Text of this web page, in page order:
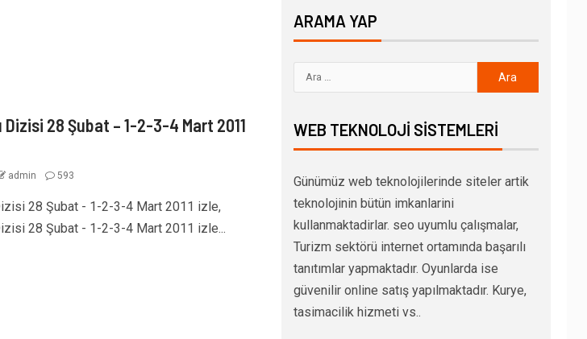
Dizisi 28 Şubat – 1-2-3-4 Mart 2011
admin 593
28 Şubat - 1-2-3-4 Mart 2011 izle,
28 Şubat - 1-2-3-4 Mart 2011 izle...
ARAMA YAP
WEB TEKNOLOJI SISTEMLERI
Günümüz web teknolojilerinde siteler artik
teknolojinin bütün imkanlarini
kullanmaktadirlar. seo uyumlu çalışmalar,
Turizm sektörü internet ortamında başarılı
tanıtımlar yapmaktadır. Oyunlarda ise
güvenilir online satış yapılmaktadır. Kurye,
tasimacilik hizmeti vs..